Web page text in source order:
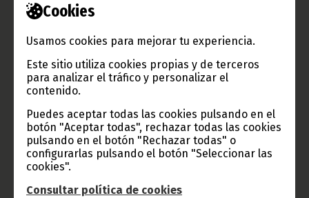
Cookies
Usamos cookies para mejorar tu experiencia.
Este sitio utiliza cookies propias y de terceros
para analizar el tráfico y personalizar el
contenido.
Puedes aceptar todas las cookies pulsando en el
botón "Aceptar todas", rechazar todas las cookies
pulsando en el botón "Rechazar todas" o
configurarlas pulsando el botón "Seleccionar las
cookies".
Consultar política de cookies
Gobierno e Instituciones
Información de Guinea Ecuatorial
TVGE